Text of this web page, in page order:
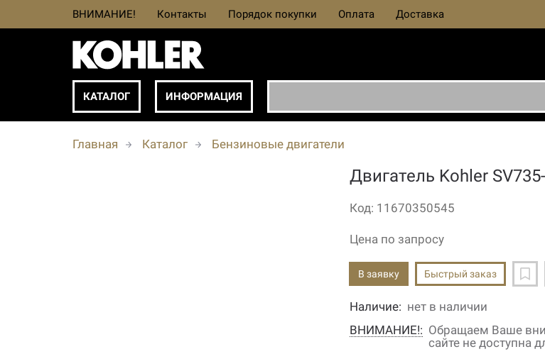
ВНИМАНИЕ! Контакты Порядок покупки Оплата Доставка
КАТАЛОГ ИНФОРМАЦИЯ
Главная Каталог Бензиновые двигатели
Двигатель Kohler
Код: 11670350545
Цена по запросу
В заявку Быстрый заказ
Наличие: нет в наличии
ВНИМАНИЕ!: Обращаем Ваше
сайте не доступна